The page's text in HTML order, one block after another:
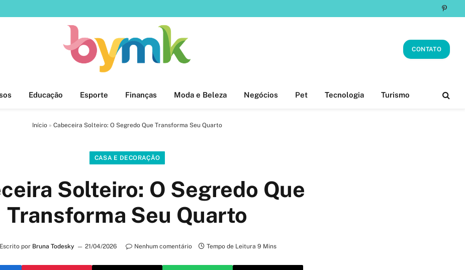
CONTATO
Educação Esporte Finanças Moda e Beleza Negócios Pet Tecnologia Turismo
Início » Cabeceira Solteiro: O Segredo Que Transforma Seu Quarto
CASA E DECORAÇÃO
Solteiro: O Segredo Que
Transforma Seu Quarto
Escrito por Bruna Todesky 21/04/2026 Nenhum comentário Tempo de Leitura 9 Mins